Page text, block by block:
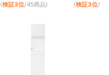
(検証3位/45商品) (検証3位/45